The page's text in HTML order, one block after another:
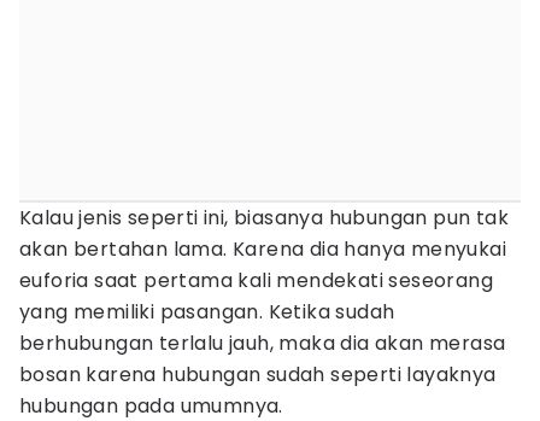
Kalau jenis seperti ini, biasanya hubungan pun tak
akan bertahan lama. Karena dia hanya menyukai
euforia saat pertama kali mendekati seseorang
yang memiliki pasangan. Ketika sudah
berhubungan terlalu jauh, maka dia akan merasa
bosan karena hubungan sudah seperti layaknya
hubungan pada umumnya.